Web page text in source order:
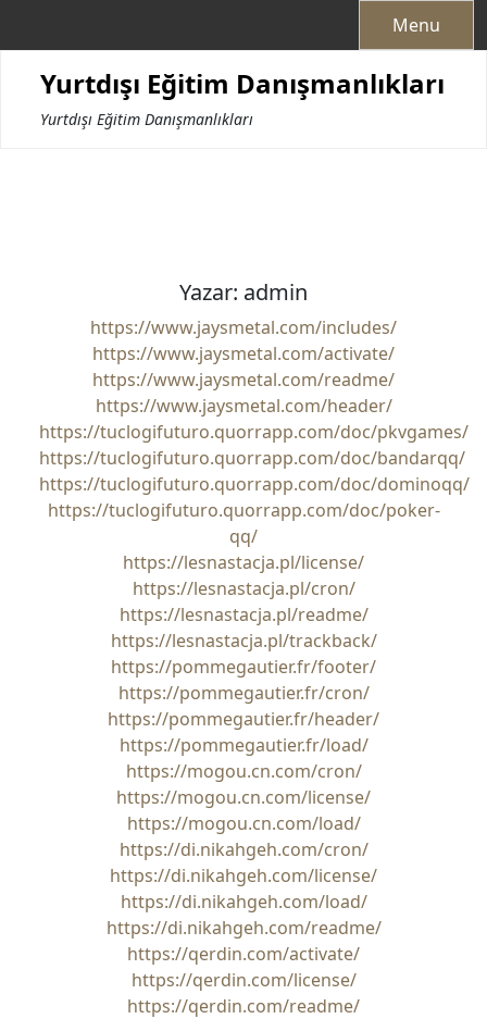
Menu
Yurtdışı Eğitim Danışmanlıkları
Yurtdışı Eğitim Danışmanlıkları
Yazar: admin
https://www.jaysmetal.com/includes/
https://www.jaysmetal.com/activate/
https://www.jaysmetal.com/readme/
https://www.jaysmetal.com/header/
https://tuclogifuturo.quorrapp.com/doc/pkvgames/
https://tuclogifuturo.quorrapp.com/doc/bandarqq/
https://tuclogifuturo.quorrapp.com/doc/dominoqq/
https://tuclogifuturo.quorrapp.com/doc/poker-
qq/
https://lesnastacja.pl/license/
https://lesnastacja.pl/cron/
https://lesnastacja.pl/readme/
https://lesnastacja.pl/trackback/
https://pommegautier.fr/footer/
https://pommegautier.fr/cron/
https://pommegautier.fr/header/
https://pommegautier.fr/load/
https://mogou.cn.com/cron/
https://mogou.cn.com/license/
https://mogou.cn.com/load/
https://di.nikahgeh.com/cron/
https://di.nikahgeh.com/license/
https://di.nikahgeh.com/load/
https://di.nikahgeh.com/readme/
https://qerdin.com/activate/
https://qerdin.com/license/
https://qerdin.com/readme/